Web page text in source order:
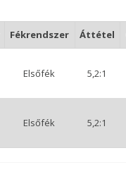
Fékrendszer Áttétel
Elsőfék 5,2:1
Elsőfék 5,2:1